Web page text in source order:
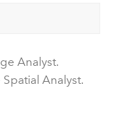
Analyst.
Analyst.